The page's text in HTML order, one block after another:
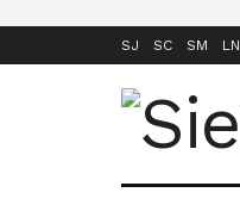
SJ SC SM LN